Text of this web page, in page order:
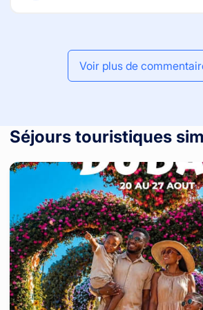
votre structure. Merci infiniment à vous
Voir plus de
Séjours touristiques